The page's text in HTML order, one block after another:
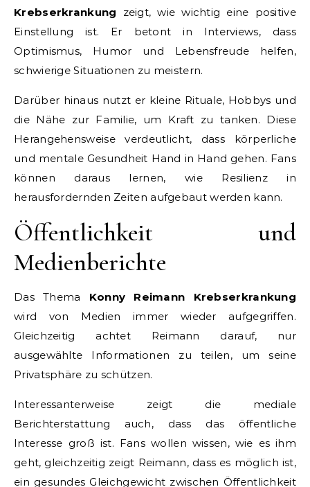
Krebserkrankung zeigt, wie wichtig eine positive
Einstellung ist. Er betont in Interviews, dass
Optimismus, Humor und Lebensfreude helfen,
schwierige Situationen zu meistern.
Darüber hinaus nutzt er kleine Rituale, Hobbys und
die Nähe zur Familie, um Kraft zu tanken. Diese
Herangehensweise verdeutlicht, dass körperliche
und mentale Gesundheit Hand in Hand gehen. Fans
können daraus lernen, wie Resilienz in
herausfordernden Zeiten aufgebaut werden kann.
Öffentlichkeit und
Medienberichte
Das Thema Konny Reimann Krebserkrankung
wird von Medien immer wieder aufgegriffen.
Gleichzeitig achtet Reimann darauf, nur
ausgewählte Informationen zu teilen, um seine
Privatsphäre zu schützen.
Interessanterweise zeigt die mediale
Berichterstattung auch, dass das öffentliche
Interesse groß ist. Fans wollen wissen, wie es ihm
geht, gleichzeitig zeigt Reimann, dass es möglich ist,
ein gesundes Gleichgewicht zwischen Öffentlichkeit